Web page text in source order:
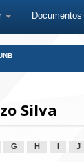
Documentos
Silva
G H J